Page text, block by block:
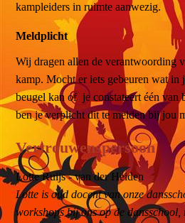
kampleiders in ruimte aanwezig.
Meldplicht
Wij dragen allen de verantwoording
kamp. Mocht er iets gebeuren wat in
beugel kan of je constateert één van
ben je verplicht dit te melden bij jou
Vertrouwenspersoon
Lotte Ruijs - van der Heiden
Lotte is oud docent van onze
workshops bij ons op de